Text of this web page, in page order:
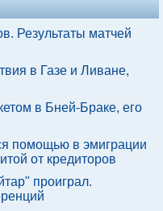
Результаты матчей
в Газе и Ливане,
в Бней-Браке, его
помощью в эмиграции
от кредиторов
проиграл.